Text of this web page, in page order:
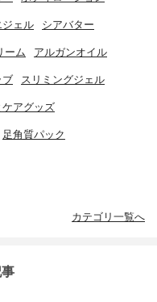
ジェル シアバター
ーム アルガンオイル
ブ スリミングジェル
ケアグッズ
足角質パック
カテゴリ一覧へ